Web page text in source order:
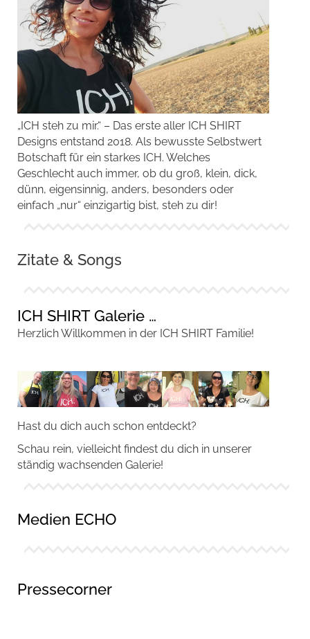
„ICH steh zu mir.“ – Das erste aller ICH SHIRT
Designs entstand 2018. Als bewusste Selbstwert
Botschaft für ein starkes ICH. Welches
Geschlecht auch immer, ob du groß, klein, dick,
dünn, eigensinnig, anders, besonders oder
einfach „nur“ einzigartig bist, steh zu dir!
Zitate & Songs
ICH SHIRT Galerie …
Herzlich Willkommen in der ICH SHIRT Familie!
Hast du dich auch schon entdeckt?
Schau rein, vielleicht findest du dich in unserer
ständig wachsenden Galerie!
Medien ECHO
Pressecorner